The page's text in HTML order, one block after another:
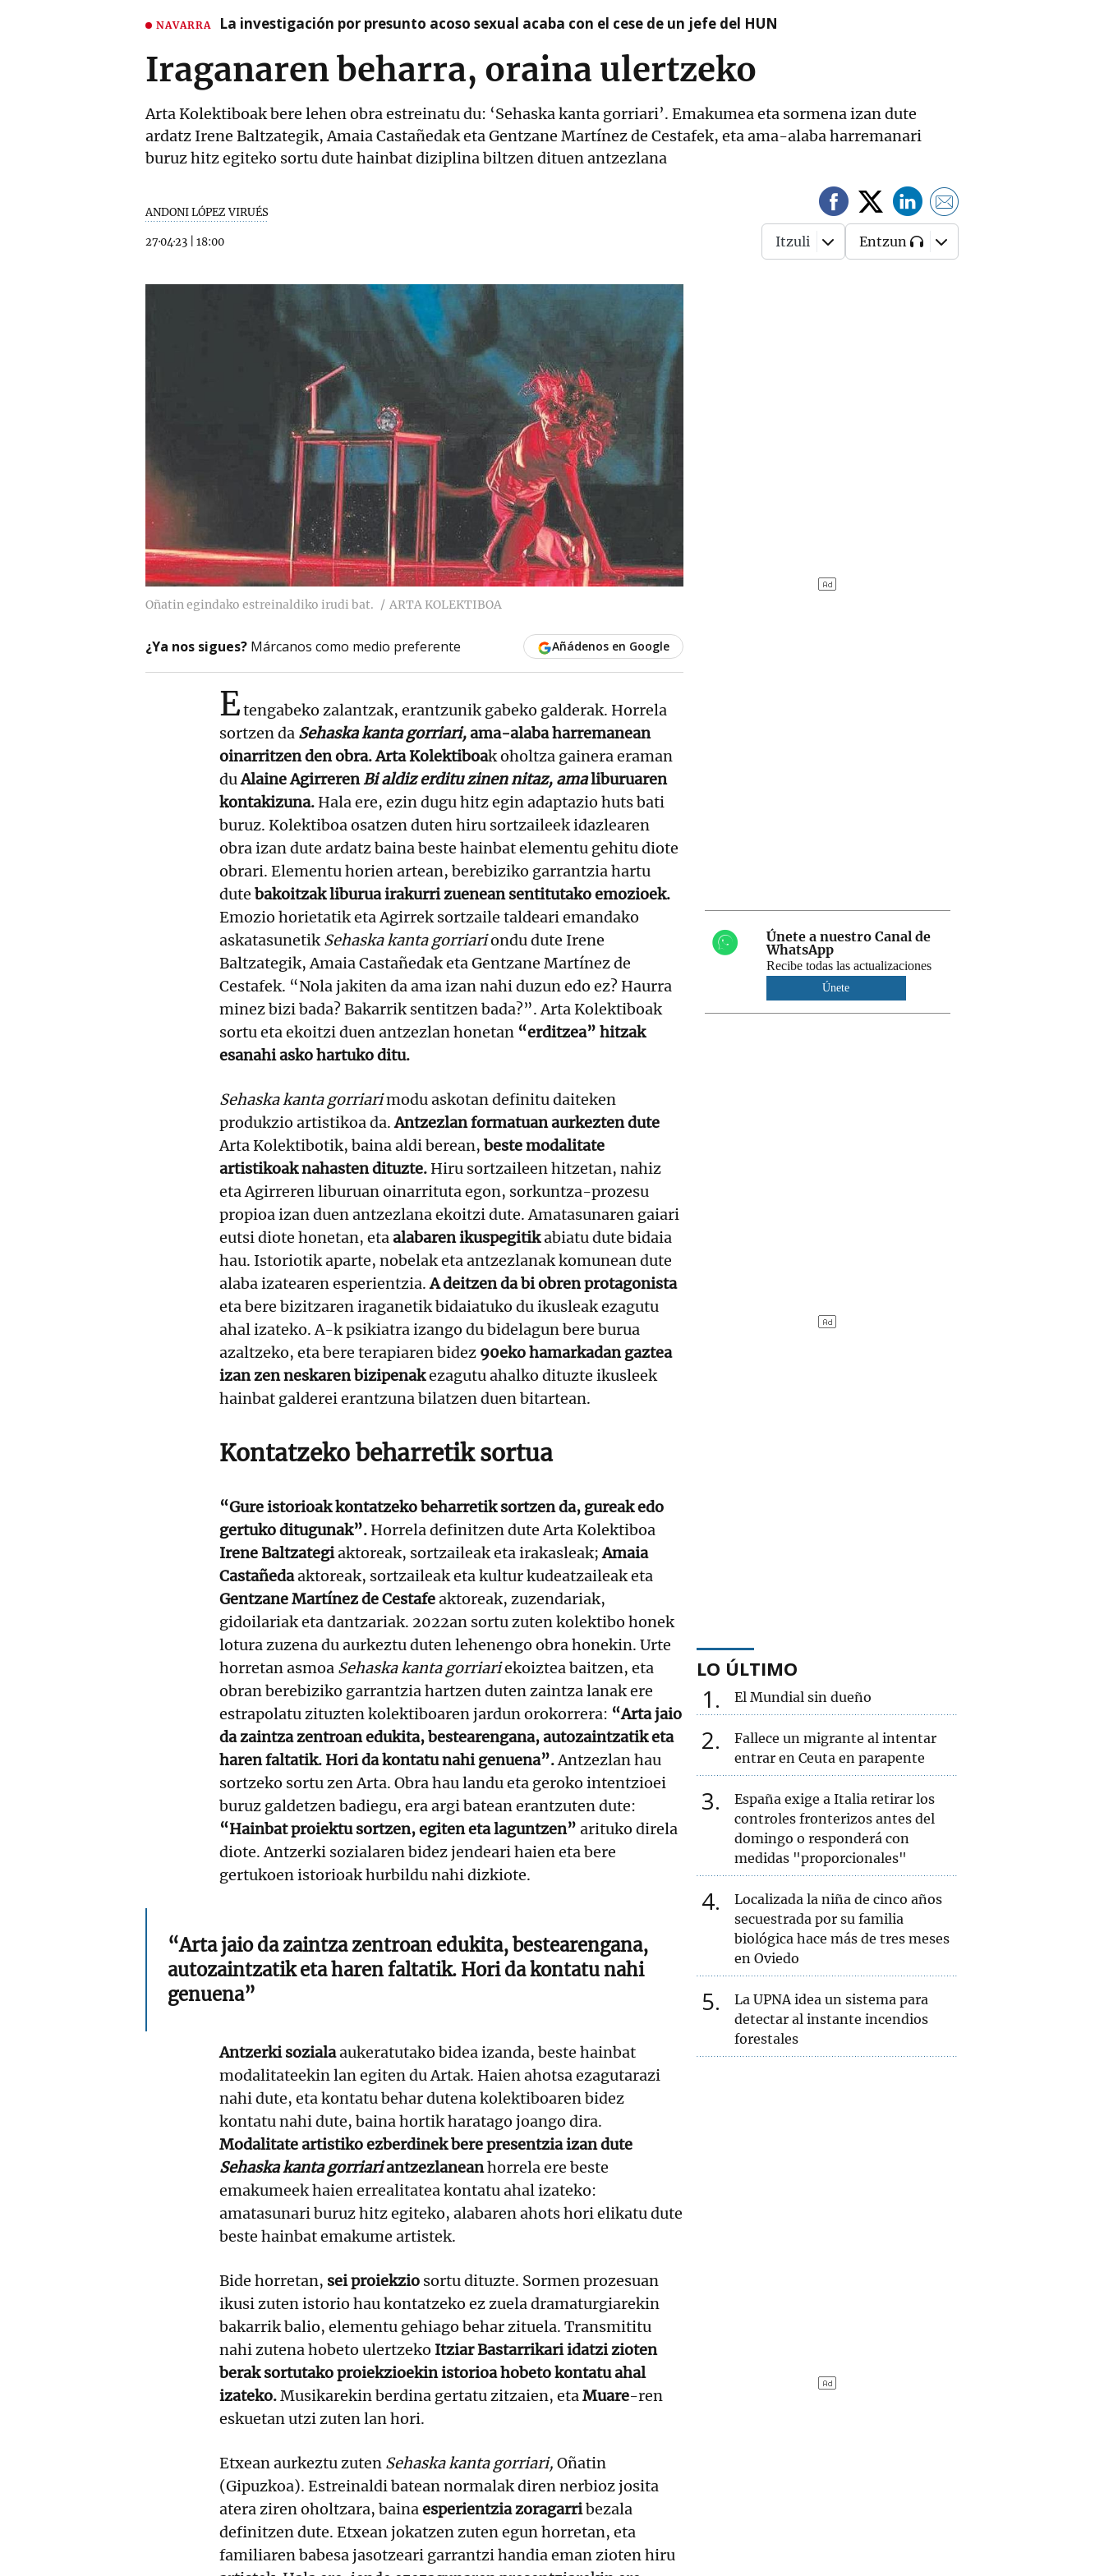
NAVARRA La investigación por presunto acoso sexual acaba con el cese de un jefe del HUN
Iraganaren beharra, oraina ulertzeko
Arta Kolektiboak bere lehen obra estreinatu du: ‘Sehaska kanta gorriari’. Emakumea eta sormena izan dute
ardatz Irene Baltzategik, Amaia Castañedak eta Gentzane Martínez de Cestafek, eta ama-alaba harremanari
buruz hitz egiteko sortu dute hainbat diziplina biltzen dituen antzezlana
ANDONI LÓPEZ VIRUÉS
27·04·23 18:00 Itzuli Entzun
Oñatin egindako estreinaldiko irudi bat. ARTA KOLEKTIBOA
¿Ya nos sigues? Márcanos como medio preferente Añádenos en Google
Etengabeko zalantzak, erantzunik gabeko galderak. Horrela
sortzen da Sehaska kanta gorriari,ama-alaba harremanean
oinarritzen den obra.Arta Kolektiboak oholtza gainera eraman
duAlaine AgirrerenBi aldiz erditu zinen nitaz, amaliburuaren
kontakizuna. Hala ere, ezin dugu hitz egin adaptazio huts bati
buruz. Kolektiboa osatzen duten hiru sortzaileek idazlearen
obra izan dute ardatz baina beste hainbat elementu gehitu diote
obrari. Elementu horien artean, berebiziko garrantzia hartu
dute bakoitzak liburua irakurri zuenean sentitutako emozioek.
Emozio horietatik eta Agirrek sortzaile taldeari emandako
askatasunetikSehaska kanta gorriariondu dute Irene
Baltzategik, Amaia Castañedak eta Gentzane Martínez de
Cestafek. “Nola jakiten da ama izan nahi duzun edo ez? Haurra
minez bizi bada? Bakarrik sentitzen bada?”. Arta Kolektiboak
sortu eta ekoitzi duen antzezlan honetan “erditzea” hitzak
esanahi asko hartuko ditu.
Sehaska kanta gorriarimodu askotan definitu daiteken
produkzio artistikoa da.Antzezlan formatuan aurkezten dute
Arta Kolektibotik, baina aldi berean, beste modalitate
artistikoak nahasten dituzte. Hiru sortzaileen hitzetan, nahiz
eta Agirreren liburuan oinarrituta egon, sorkuntza-prozesu
propioa izan duen antzezlana ekoitzi dute. Amatasunaren gaiari
eutsi diote honetan, etaalabaren ikuspegitikabiatu dute bidaia
hau. Istoriotik aparte, nobelak eta antzezlanak komunean dute
alaba izatearen esperientzia.A deitzen da bi obren protagonista
eta bere bizitzaren iraganetik bidaiatuko du ikusleak ezagutu
ahal izateko. A-k psikiatra izango du bidelagun bere burua
azaltzeko, eta bere terapiaren bidez 90eko hamarkadan gaztea
izan zen neskaren bizipenakezagutu ahalko dituzte ikusleek
hainbat galderei erantzuna bilatzen duen bitartean.
Kontatzeko beharretik sortua
“Gure istorioak kontatzeko beharretik sortzen da, gureak edo
gertuko ditugunak”. Horrela definitzen dute Arta Kolektiboa
Irene Baltzategiaktoreak, sortzaileak eta irakasleak;Amaia
Castañedaaktoreak, sortzaileak eta kultur kudeatzaileak eta
Gentzane Martínez de Cestafeaktoreak, zuzendariak,
gidoilariak eta dantzariak. 2022an sortu zuten kolektibo honek
lotura zuzena du aurkeztu duten lehenengo obra honekin. Urte
horretan asmoa Sehaska kanta gorriariekoiztea baitzen, eta
obran berebiziko garrantzia hartzen duten zaintza lanak ere
estrapolatu zituzten kolektiboaren jardun orokorrera: “Arta jaio
da zaintza zentroan edukita, bestearengana, autozaintzatik eta
haren faltatik. Hori da kontatu nahi genuena”.Antzezlan hau
sortzeko sortu zen Arta. Obra hau landu eta geroko intentzioei
buruz galdetzen badiegu, era argi batean erantzuten dute:
“Hainbat proiektu sortzen, egiten eta laguntzen” arituko direla
diote. Antzerki sozialaren bidez jendeari haien eta bere
gertukoen istorioak hurbildu nahi dizkiote.
“Arta jaio da zaintza zentroan edukita, bestearengana,
autozaintzatik eta haren faltatik. Hori da kontatu nahi
genuena”
Antzerki sozialaaukeratutako bidea izanda, beste hainbat
modalitateekin lan egiten du Artak. Haien ahotsa ezagutarazi
nahi dute, eta kontatu behar dutena kolektiboaren bidez
kontatu nahi dute, baina hortik haratago joango dira.
Modalitate artistiko ezberdinek bere presentzia izan dute
Sehaska kanta gorriariantzezlaneanhorrela ere beste
emakumeek haien errealitatea kontatu ahal izateko:
amatasunari buruz hitz egiteko, alabaren ahots hori elikatu dute
beste hainbat emakume artistek.
Bide horretan, sei proiekzio sortu dituzte. Sormen prozesuan
ikusi zuten istorio hau kontatzeko ez zuela dramaturgiarekin
bakarrik balio, elementu gehiago behar zituela. Transmititu
nahi zutena hobeto ulertzeko Itziar Bastarrikari idatzi zioten
berak sortutako proiekzioekin istorioa hobeto kontatu ahal
izateko.Musikarekin berdina gertatu zitzaien, etaMuare-ren
eskuetan utzi zuten lan hori.
Etxean aurkeztu zuten Sehaska kanta gorriari, Oñatin
(Gipuzkoa). Estreinaldi batean normalak diren nerbioz josita
atera ziren oholtzara, bainaesperientzia zoragarribezala
definitzen dute. Etxean jokatzen zuten egun horretan, eta
familiaren babesa jasotzeari garrantzi handia eman zioten hiru
Únete a nuestro Canal de
WhatsApp
Recibe todas las actualizaciones
Únete
LO ÚLTIMO
1 El Mundial sin dueño
2
Fallece un migrante al intentar
entrar en Ceuta en parapente
3
España exige a Italia retirar los
controles fronterizos antes del
domingo o responderá con
medidas "proporcionales"
4
Localizada la niña de cinco años
secuestrada por su familia
biológica hace más de tres meses
en Oviedo
5
La UPNA idea un sistema para
detectar al instante incendios
forestales